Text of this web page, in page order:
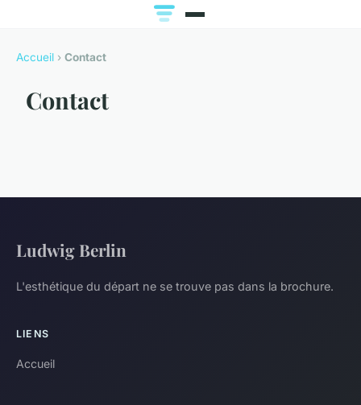
Accueil › Contact
Contact
Ludwig Berlin
L'esthétique du départ ne se trouve pas dans la brochure.
LIENS
Accueil